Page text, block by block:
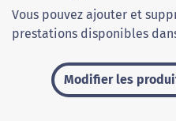
Vous pouvez ajouter et
prestations disponibles
Modifier les